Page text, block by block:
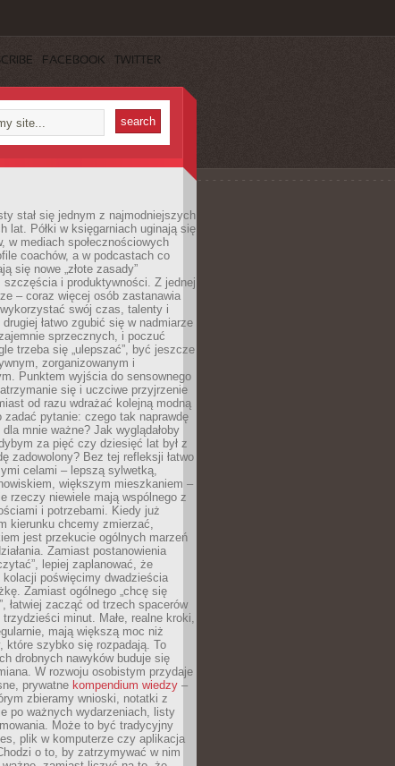
FACEBOOK TWITTER
stał się jednym z najmodniejszych
lat. Półki w księgarniach uginają się
w mediach społecznościowych
coachów, a w podcastach co
się nowe „złote zasady”
i produktywności. Z jednej
– coraz więcej osób zastanawia
swój czas, talenty i
łatwo zgubić się w nadmiarze
sprzecznych, i poczuć
trzeba się „ulepszać”, być jeszcze
zorganizowanym i
Punktem wyjścia do sensownego
się i uczciwe przyjrzenie
od razu wdrażać kolejną modną
zadać pytanie: czego tak naprawdę
mnie ważne? Jak wyglądałoby
za pięć czy dziesięć lat był z
zadowolony? Bez tej refleksji łatwo
celami – lepszą sylwetką,
większym mieszkaniem –
rzeczy niewiele mają wspólnego z
i potrzebami. Kiedy już
kierunku chcemy zmierzać,
jest przekucie ogólnych marzeń
Zamiast postanowienia
lepiej zaplanować, że
kolacji poświęcimy dwadzieścia
Zamiast ogólnego „chcę się
łatwiej zacząć od trzech spacerów
minut. Małe, realne kroki,
mają większą moc niż
które szybko się rozpadają. To
drobnych nawyków buduje się
W rozwoju osobistym przydaje
prywatne kompendium wiedzy –
zbieramy wnioski, notatki z
po ważnych wydarzeniach, listy
Może to być tradycyjny
plik w komputerze czy aplikacja
o to, by zatrzymywać w nim